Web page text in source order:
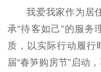
我爱我家作为居
承“待客如己”的服务
质，以实际行动履行
届“春笋购房节”启动